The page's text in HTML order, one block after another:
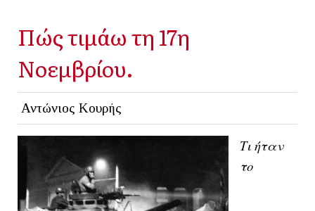
Πώς τιμάω τη 17η
Νοεμβρίου.
Αντώνιος Κουρής
Τι ήταν
το